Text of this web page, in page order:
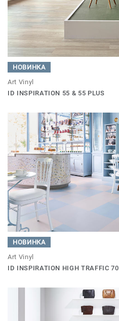
НОВИНКА
Art Vinyl
ID INSPIRATION 55 & 55 PLUS
НОВИНКА
Art Vinyl
ID INSPIRATION HIGH TRAFFIC 70